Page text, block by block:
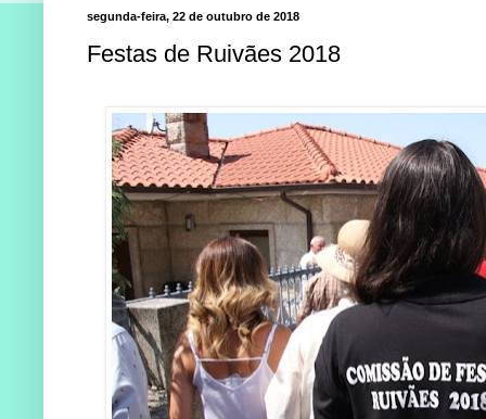
segunda-feira, 22 de outubro de 2018
Festas de Ruivães 2018